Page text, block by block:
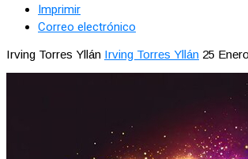
Imprimir
Correo electrónico
Irving Torres Yllán Irving Torres Yllán 25